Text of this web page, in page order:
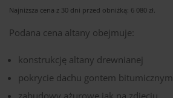
Najniższa cena z 30 dni przed obniżką: 6 080 zł.
Podana cena altany obejmuje:
konstrukcję altany drewnianej
pokrycie dachu gontem bitumicznym